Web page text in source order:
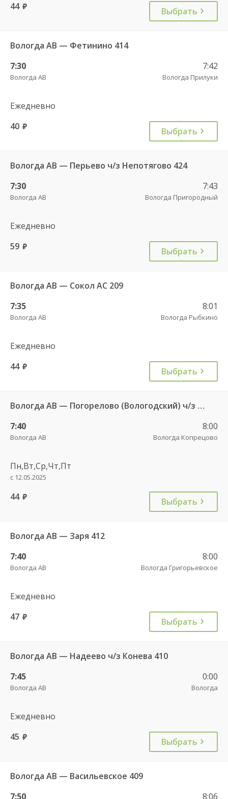
44 руб. Выбрать
Вологда АВ — Фетинино 414
7:30
Вологда АВ
7:42
Вологда Прилуки
Ежедневно
40 руб. Выбрать
Вологда АВ — Перьево ч/з Непотягово 424
7:30
Вологда АВ
7:43
Вологда Пригородный
Ежедневно
59 руб. Выбрать
Вологда АВ — Сокол АС 209
7:35
Вологда АВ
8:01
Вологда Рыбкино
Ежедневно
44 руб. Выбрать
Вологда АВ — Погорелово (Вологодский) ч/з Новый Источник 422
7:40
Вологда АВ
8:00
Вологда Копрецово
Пн,Вт,Ср,Чт,Пт
с 12.05.2025
44 руб. Выбрать
Вологда АВ — Заря 412
7:40
Вологда АВ
8:00
Вологда Григорьевское
Ежедневно
47 руб. Выбрать
Вологда АВ — Надеево ч/з Конева 410
7:45
Вологда АВ
0:00
Вологда
Ежедневно
45 руб. Выбрать
Вологда АВ — Васильевское 409
7:50
8:06